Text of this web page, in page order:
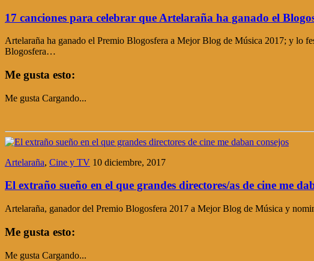
17 canciones para celebrar que Artelaraña ha ganado el
Artelaraña ha ganado el Premio Blogosfera a Mejor Blog de Música 2017; y lo
Blogosfera…
Me gusta esto:
Me gusta Cargando...
Artelaraña, Cine y TV 10 diciembre, 2017
El extraño sueño en el que grandes directores/as de cine me
Artelaraña, ganador del Premio Blogosfera 2017 a Mejor Blog de Música y
Me gusta esto:
Me gusta Cargando...